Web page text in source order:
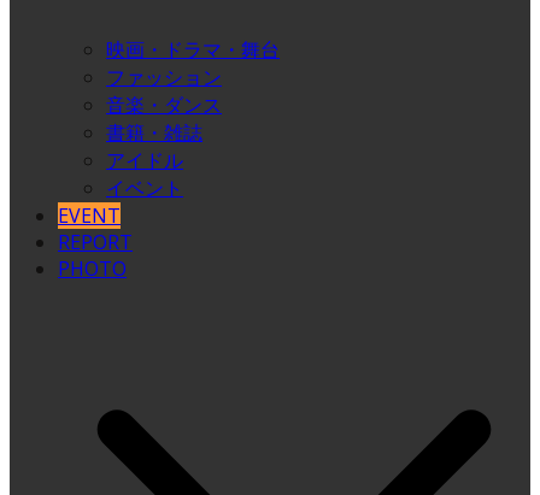
映画・ドラマ・舞台
ファッション
音楽・ダンス
書籍・雑誌
アイドル
イベント
EVENT
REPORT
PHOTO